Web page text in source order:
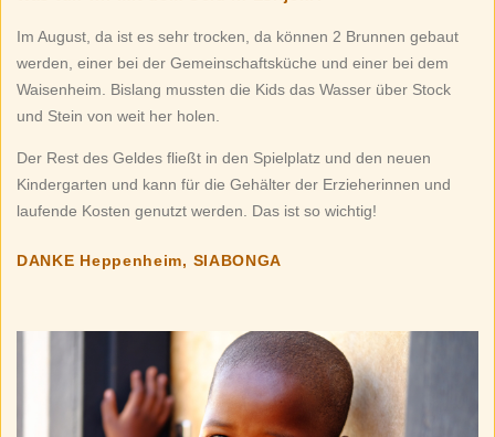
Im August, da ist es sehr trocken, da können 2 Brunnen gebaut
werden, einer bei der Gemeinschaftsküche und einer bei dem
Waisenheim. Bislang mussten die Kids das Wasser über Stock
und Stein von weit her holen.
Der Rest des Geldes fließt in den Spielplatz und den neuen
Kindergarten und kann für die Gehälter der Erzieherinnen und
laufende Kosten genutzt werden. Das ist so wichtig!
DANKE Heppenheim, SIABONGA